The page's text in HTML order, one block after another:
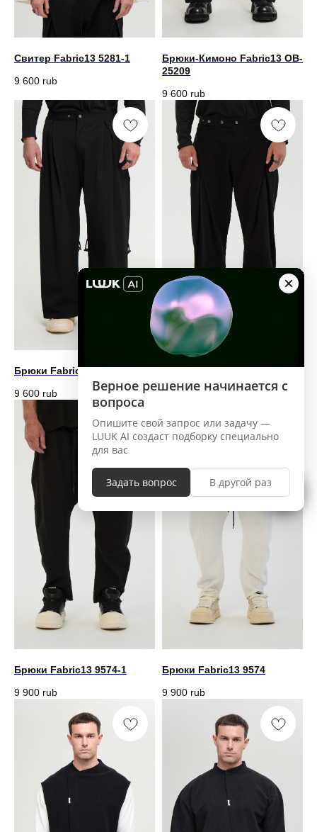
Свитер Fabric13 5281-1
9 600 rub
Брюки-Кимоно Fabric13 OB-
25209
9 600 rub
Брюки Fabric13 OB-25208
9 600 rub
Брюки Fabric13 OB-25202
10 600 rub
Брюки Fabric13 9574-1
9 900 rub
Брюки Fabric13 9574
9 900 rub